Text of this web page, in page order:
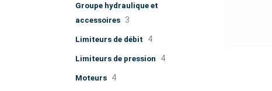
Groupe hydraulique et
accessoires 3
Limiteurs de débit 4
Limiteurs de pression 4
Moteurs 4